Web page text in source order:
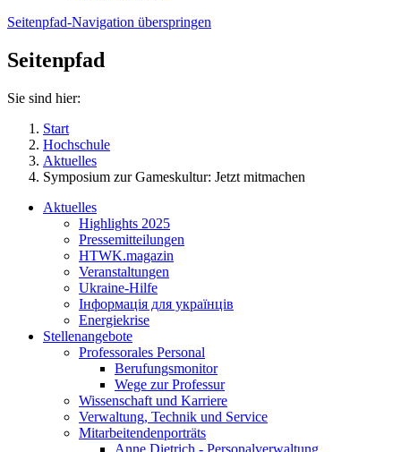
Seitenpfad-Navigation überspringen
Seitenpfad
Sie sind hier:
Start
Hochschule
Aktuelles
Symposium zur Gameskultur: Jetzt mitmachen
Aktuelles
Highlights 2025
Pressemitteilungen
HTWK.magazin
Veranstaltungen
Ukraine-Hilfe
Інформація для українців
Energiekrise
Stellenangebote
Professorales Personal
Berufungsmonitor
Wege zur Professur
Wissenschaft und Karriere
Verwaltung, Technik und Service
Mitarbeitendenporträts
Anne Dietrich - Personalverwaltung